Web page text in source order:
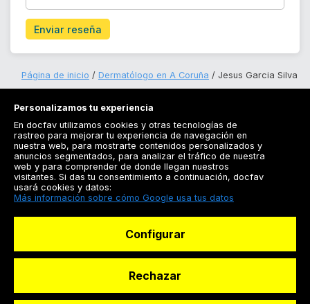
Enviar reseña
Página de inicio Dermatólogo en A Coruña Jesus Garcia Silva
Registrarse
Docfav
Personalizamos tu experiencia
En docfav utilizamos cookies y otras tecnologías de
rastreo para mejorar tu experiencia de navegación en
nuestra web, para mostrarte contenidos personalizados y
anuncios segmentados, para analizar el tráfico de nuestra
web y para comprender de donde llegan nuestros
visitantes. Si das tu consentimiento a continuación, docfav
usará cookies y datos:
Más información sobre cómo Google usa tus datos
Configurar
Rechazar